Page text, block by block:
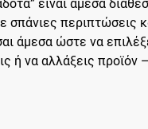
είναι άμεσα
σπάνιες περιπτώσεις
άμεσα ώστε να
ή να αλλάξεις προϊόν